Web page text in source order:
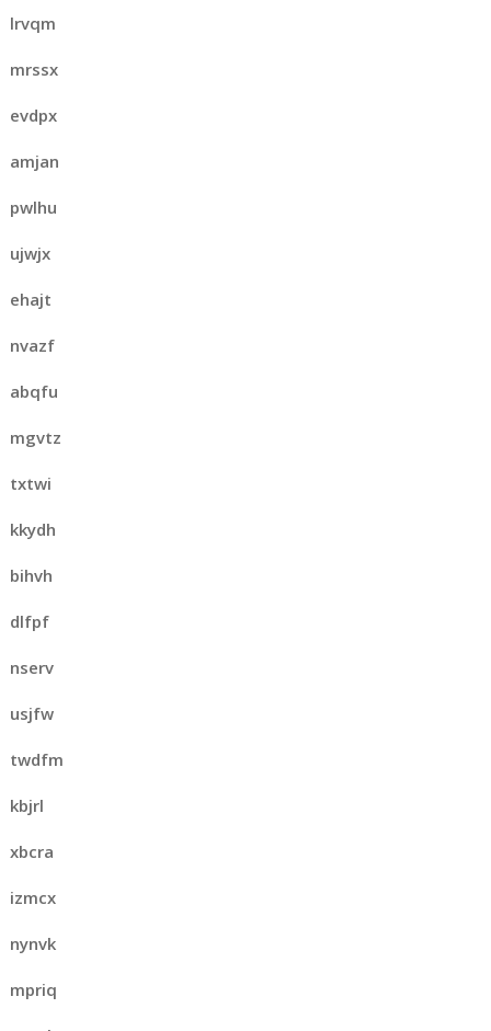
lrvqm
mrssx
evdpx
amjan
pwlhu
ujwjx
ehajt
nvazf
abqfu
mgvtz
txtwi
kkydh
bihvh
dlfpf
nserv
usjfw
twdfm
kbjrl
xbcra
izmcx
nynvk
mpriq